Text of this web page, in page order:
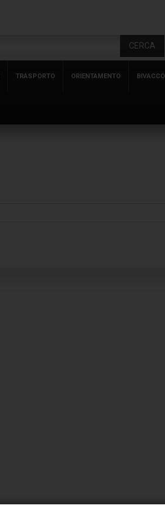
CERCA
TRASPORTO ORIENTAMENTO BIVACCO